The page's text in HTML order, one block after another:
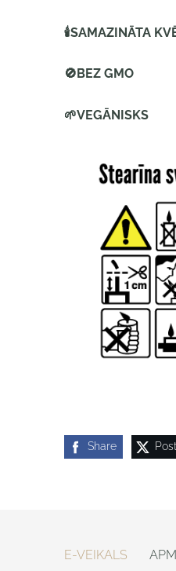
🕯SAMAZINĀTA
🚫 BEZ GMO
🌱VEGĀNISKS
Share Post
E-VEIKALS